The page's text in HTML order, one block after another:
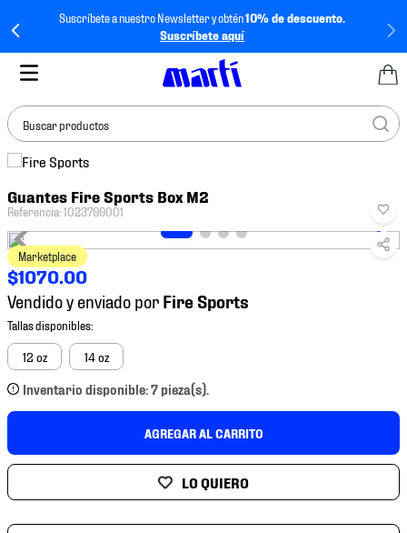
Suscríbete a nuestro Newsletter y obtén10% de descuento.
Suscríbete aquí
Buscar productos
Guantes Fire Sports Box M2
Referencia:1023799001
Marketplace
$1070.00
Vendido y enviado por
12 oz 14 oz
Inventario disponible: 7 pieza(s).
AGREGAR AL CARRITO
BUSCADOS
2.
tenis hombre
3 .
tenis
4.
tenis futbol
5.
jersey
6.
mochila
7.
mochilas